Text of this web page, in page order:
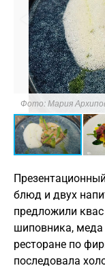
Фото: Мария
блюд и двух
предложили квас
шиповника,
ресторане по
последовала